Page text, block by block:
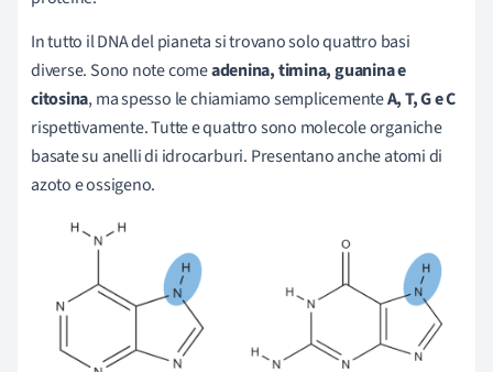
In tutto il DNA del pianeta si trovano solo quattro basi
diverse. Sono note comeadenina, timina, guanina e
citosina, ma spesso le chiamiamo semplicementeA, T, G e C
rispettivamente. Tutte e quattro sono molecole organiche
basate su anelli di idrocarburi. Presentano anche atomi di
azoto e ossigeno.